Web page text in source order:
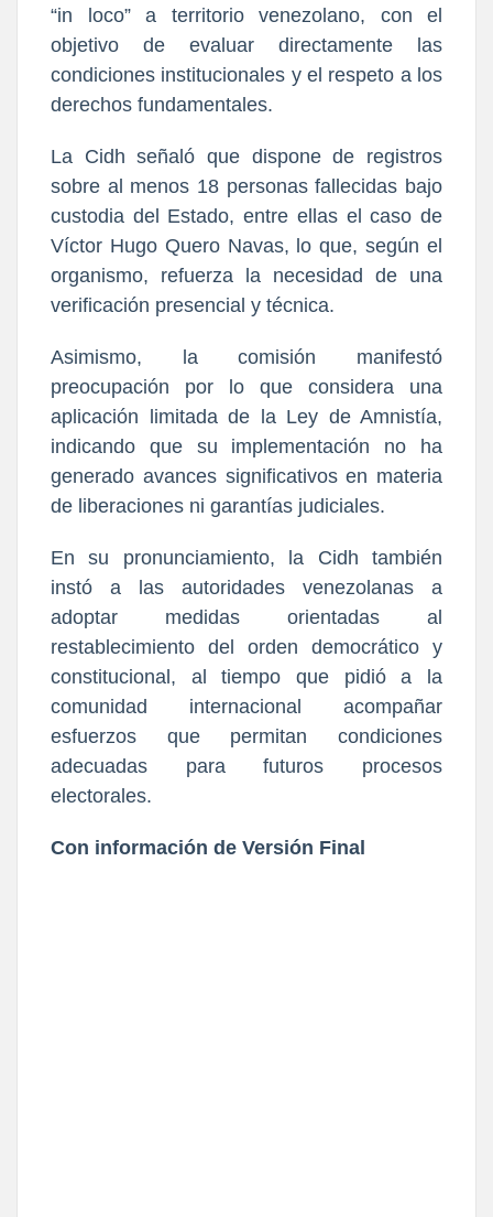
“in loco” a territorio venezolano, con el
objetivo de evaluar directamente las
condiciones institucionales y el respeto a los
derechos fundamentales.
La Cidh señaló que dispone de registros
sobre al menos 18 personas fallecidas bajo
custodia del Estado, entre ellas el caso de
Víctor Hugo Quero Navas, lo que, según el
organismo, refuerza la necesidad de una
verificación presencial y técnica.
Asimismo, la comisión manifestó
preocupación por lo que considera una
aplicación limitada de la Ley de Amnistía,
indicando que su implementación no ha
generado avances significativos en materia
de liberaciones ni garantías judiciales.
En su pronunciamiento, la Cidh también
instó a las autoridades venezolanas a
adoptar medidas orientadas al
restablecimiento del orden democrático y
constitucional, al tiempo que pidió a la
comunidad internacional acompañar
esfuerzos que permitan condiciones
adecuadas para futuros procesos
electorales.
Con información de Versión Final